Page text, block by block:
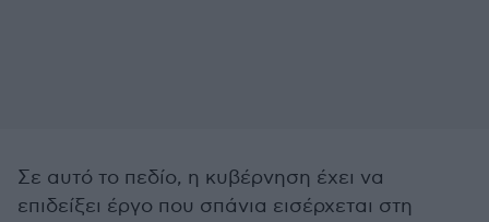
Σε αυτό το πεδίο, η κυβέρνηση έχει να
επιδείξει έργο που σπάνια εισέρχεται στη